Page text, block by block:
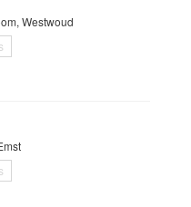
Westwoud